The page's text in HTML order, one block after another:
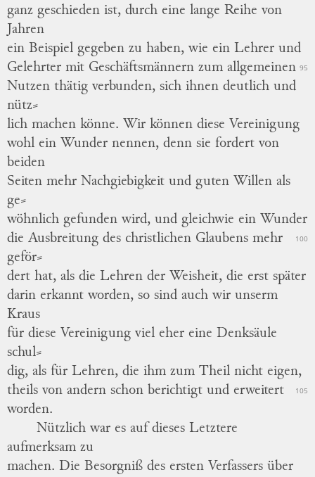
ganz geschieden ist, durch eine lange Reihe von
Jahren
ein Beispiel gegeben zu haben, wie ein Lehrer und
Gelehrter mit Geschäftsmännern zum allgemeinen 95
Nutzen thätig verbunden, sich ihnen deutlich und
nütz⸗
lich machen könne. Wir können diese Vereinigung
wohl ein Wunder nennen, denn sie fordert von
beiden
Seiten mehr Nachgiebigkeit und guten Willen als
ge⸗
wöhnlich gefunden wird, und gleichwie ein Wunder
100
die Ausbreitung des christlichen Glaubens mehr
geför⸗
dert hat, als die Lehren der Weisheit, die erst später
darin erkannt worden, so sind auch wir unserm
Kraus
für diese Vereinigung viel eher eine Denksäule
schul⸗
dig, als für Lehren, die ihm zum Theil nicht eigen,
105
theils von andern schon berichtigt und erweitert
worden.
Nützlich war es auf dieses Letztere
aufmerksam zu
machen. Die Besorgniß des ersten Verfassers über